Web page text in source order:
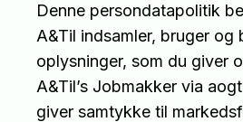
Denne persondatapolitik
A&Til indsamler, bruger
oplysninger, som du giver
A&Til’s Jobmakker via
giver samtykke til